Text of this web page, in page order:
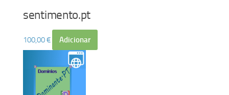
sentimento.pt
100,00€ Adicionar